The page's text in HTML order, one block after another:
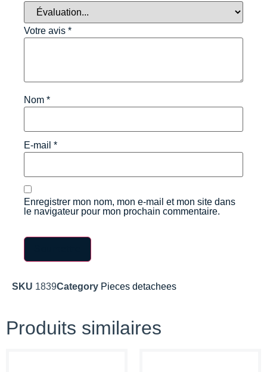
Votre avis *
Nom *
E-mail *
Enregistrer mon nom, mon e-mail et mon site dans
le navigateur pour mon prochain commentaire.
SKU 1839Category Pieces detachees
Produits similaires